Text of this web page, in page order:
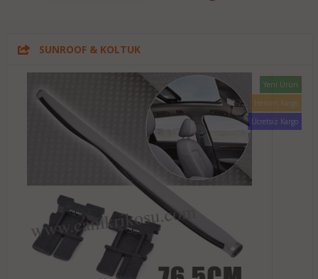
SUNROOF & KOLTUK
Yeni Ürün
Hemen Kargo
Ücretsiz Kargo